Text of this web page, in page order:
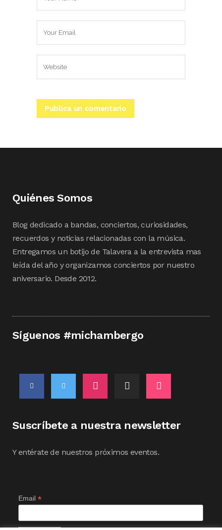
Quiénes Somos
Blog dedicado a bandas, conciertos, curiosidades,
recuerdos y noticias relacionadas con la música.
Entregamos un botijo de Talavera a la entrevista mas
leída del año y organizamos conciertos por nuestro
aniversario. Desde 2012.
Síguenos #michambergo
Suscríbete a nuestra newsletter
Y entérate de nuestros próximos eventos.
Email *